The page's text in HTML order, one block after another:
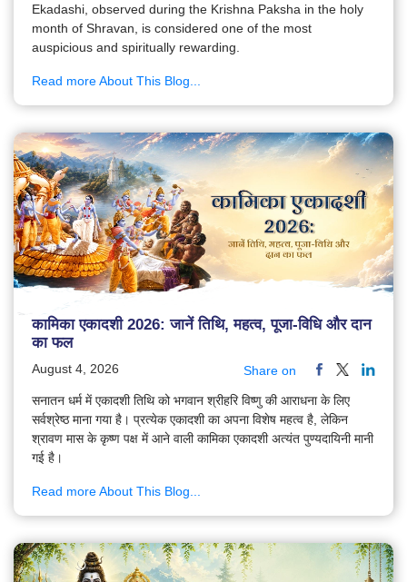
Ekadashi, observed during the Krishna Paksha in the holy
month of Shravan, is considered one of the most
auspicious and spiritually rewarding.
Read more About This Blog...
कामिका एकादशी 2026: जानें तिथि, महत्व, पूजा-विधि और दान
का फल
August 4, 2026 Share on
सनातन धर्म में एकादशी तिथि को भगवान श्रीहरि विष्णु की आराधना के लिए
सर्वश्रेष्ठ माना गया है। प्रत्येक एकादशी का अपना विशेष महत्व है, लेकिन
श्रावण मास के कृष्ण पक्ष में आने वाली कामिका एकादशी अत्यंत पुण्यदायिनी मानी
गई है।
Read more About This Blog...